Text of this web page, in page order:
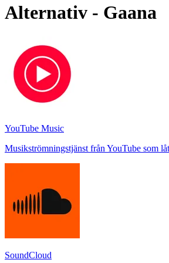
Alternativ - Gaana
YouTube Music
Musikströmningstjänst från YouTube som
SoundCloud